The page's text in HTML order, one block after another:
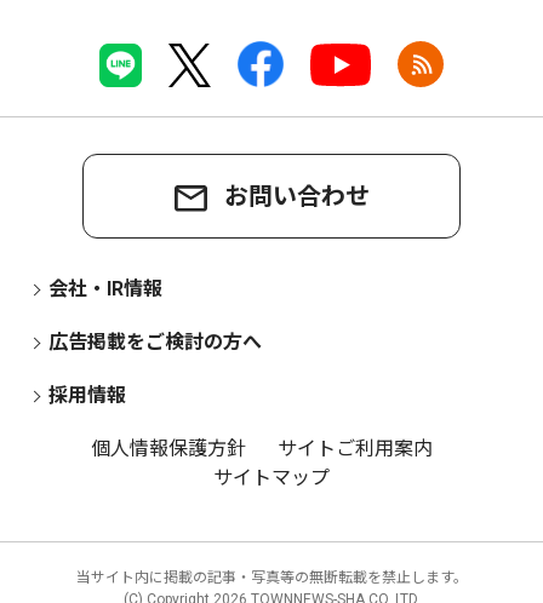
お問い合わせ
会社・IR情報
広告掲載をご検討の方へ
採用情報
個人情報保護方針
サイトご利用案内
サイトマップ
当サイト内に掲載の記事・写真等の無断転載を禁止します。